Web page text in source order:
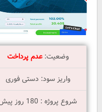
وضعیت:عدم پرداخت
واریز سود: دستی فوری
شروع پروژه : 180 روز پیش